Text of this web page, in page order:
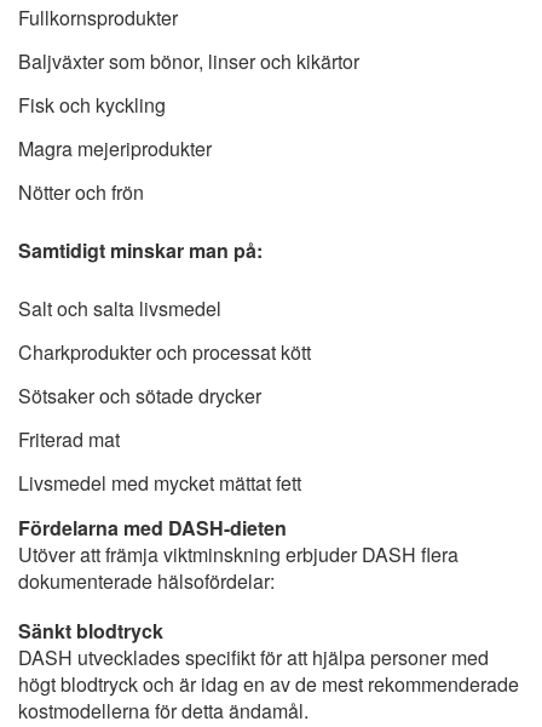
Fullkornsprodukter
Baljväxter som bönor, linser och kikärtor
Fisk och kyckling
Magra mejeriprodukter
Nötter och frön
Samtidigt minskar man på:
Salt och salta livsmedel
Charkprodukter och processat kött
Sötsaker och sötade drycker
Friterad mat
Livsmedel med mycket mättat fett
Fördelarna med DASH-dieten
Utöver att främja viktminskning erbjuder DASH flera
dokumenterade hälsofördelar:
Sänkt blodtryck
DASH utvecklades specifikt för att hjälpa personer med
högt blodtryck och är idag en av de mest rekommenderade
kostmodellerna för detta ändamål.